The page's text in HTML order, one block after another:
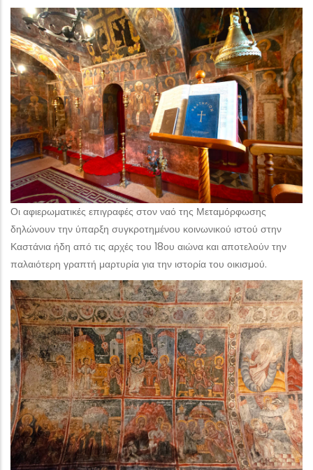
Οι αφιερωματικές επιγραφές στον ναό της Μεταμόρφωσης
δηλώνουν την ύπαρξη συγκροτημένου κοινωνικού ιστού στην
Καστάνια ήδη από τις αρχές του 18ου αιώνα και αποτελούν την
παλαιότερη γραπτή μαρτυρία για την ιστορία του οικισμού.